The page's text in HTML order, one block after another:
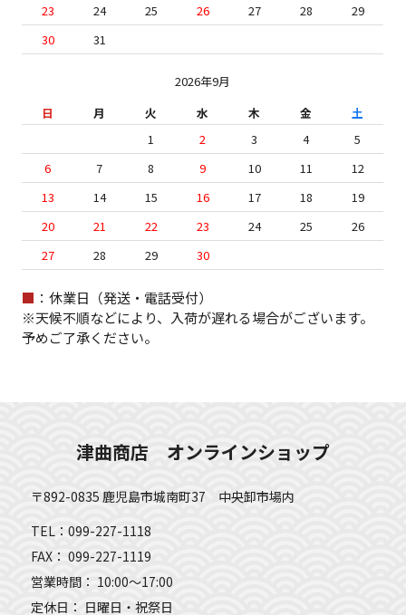
23
24 25 26 27 28
29
30
31
2026年9月
日
月 火 水 木 金
土
1
2 3 4
5
6
7 8 9 10 11
12
13
14 15 16 17 18
19
20
21 22 23 24 25
26
27
28 29 30
■ ：休業日（発送・電話受付）
※天候不順などにより、入荷が遅れる場合がございます。
予めご了承ください。
津曲商店 オンラインショップ
〒892-0835 鹿児島市城南町37 中央卸市場内
TEL：099-227-1118
FAX： 099-227-1119
営業時間： 10:00～17:00
定休日： 日曜日・祝祭日